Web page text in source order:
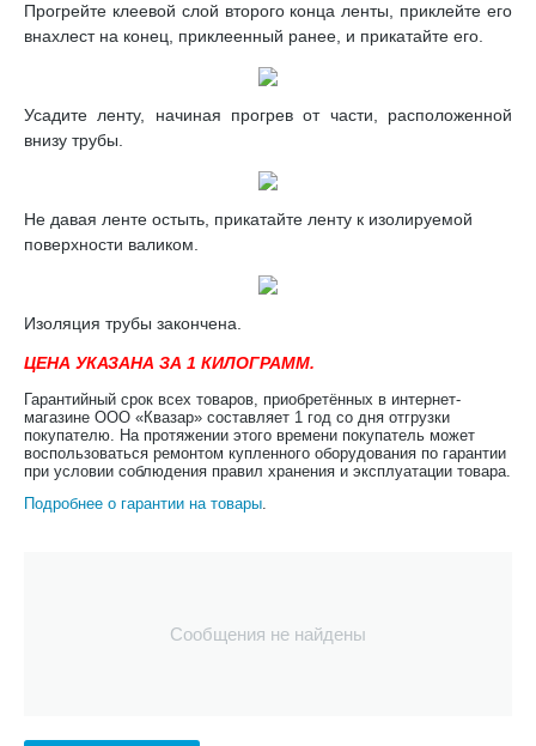
Прогрейте клеевой слой второго конца ленты, приклейте его
внахлест на конец, приклеенный ранее, и прикатайте его.
Усадите ленту, начиная прогрев от части, расположенной
внизу трубы.
Не давая ленте остыть, прикатайте ленту к изолируемой
поверхности валиком.
Изоляция трубы закончена.
ЦЕНА УКАЗАНА ЗА 1 КИЛОГРАММ.
Гарантийный срок всех товаров, приобретённых в интернет-
магазине ООО «Квазар» составляет 1 год со дня отгрузки
покупателю. На протяжении этого времени покупатель может
воспользоваться ремонтом купленного оборудования по гарантии
при условии соблюдения правил хранения и эксплуатации товара.
Подробнее о гарантии на товары.
Сообщения не найдены